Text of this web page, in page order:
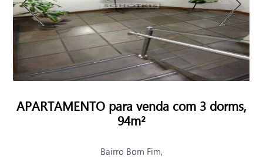
APARTAMENTO para venda com 3 dorms,
94m²
Bairro Bom Fim,